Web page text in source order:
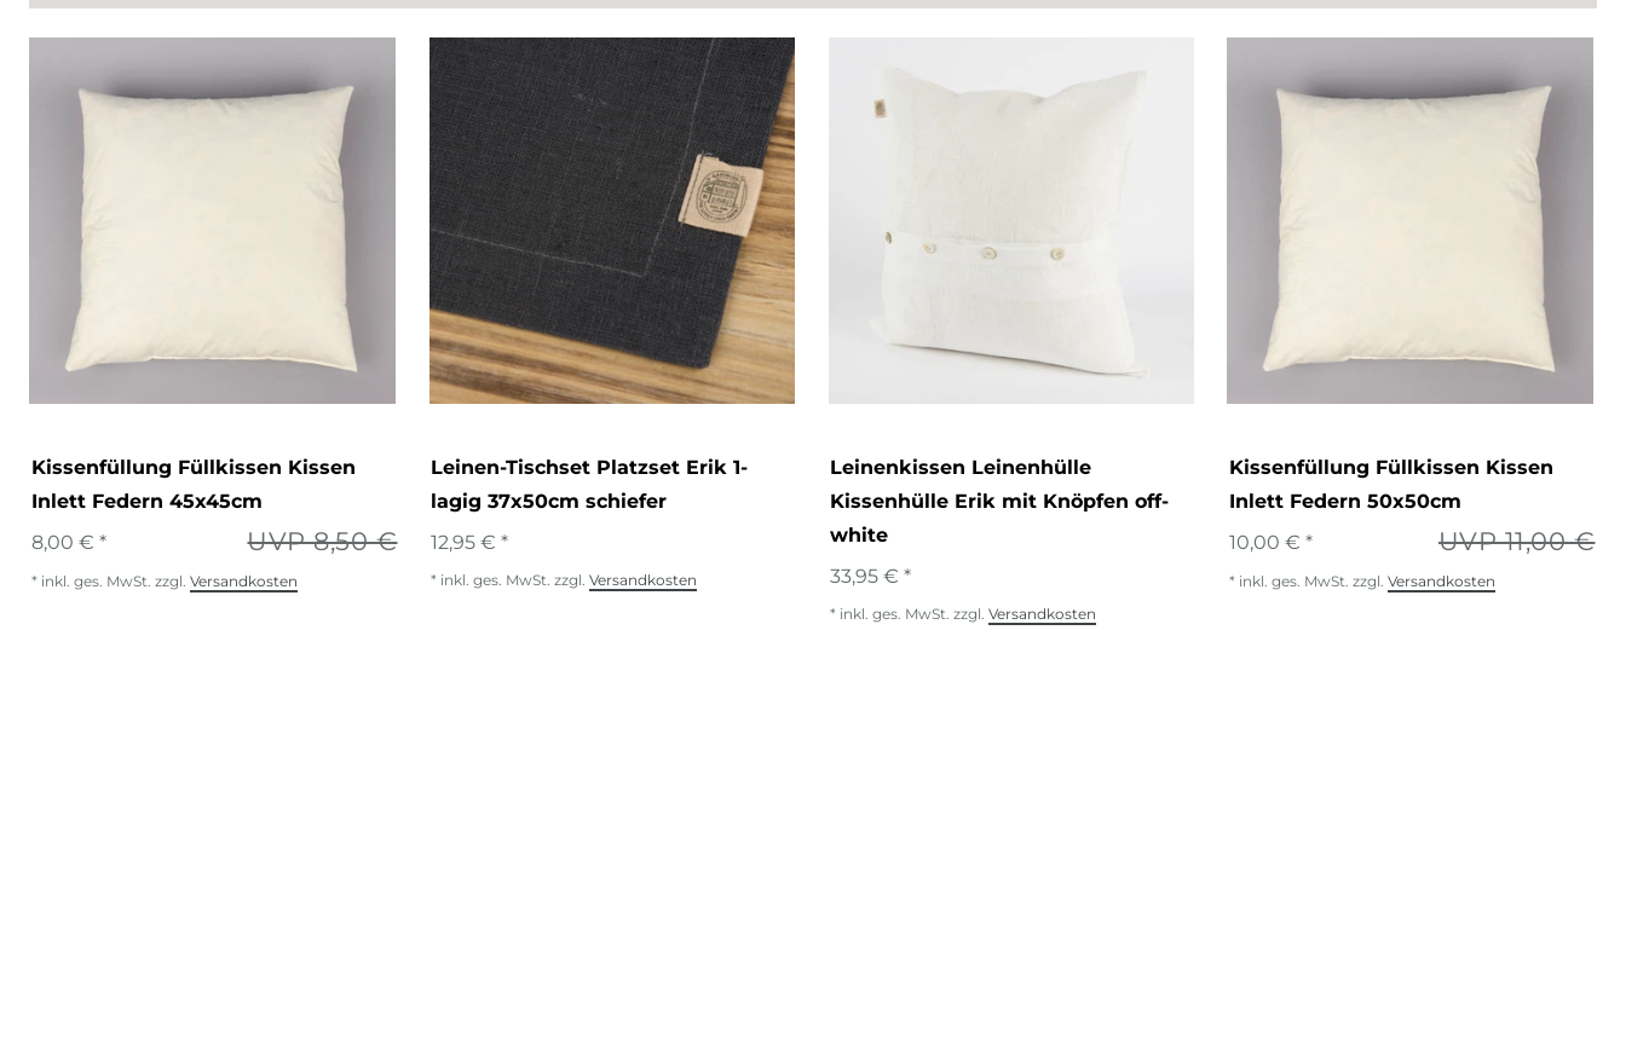
Kissenfüllung Füllkissen Kissen
Inlett Federn 45x45cm
UVP 8,50 €
8,00 € *
* inkl. ges. MwSt. zzgl. Versandkosten
Leinen-Tischset Platzset Erik 1-
lagig 37x50cm schiefer
12,95 € *
* inkl. ges. MwSt. zzgl. Versandkosten
Leinenkissen Leinenhülle
Kissenhülle Erik mit Knöpfen off-
white
33,95 € *
* inkl. ges. MwSt. zzgl. Versandkosten
Kissenfüllung Füllkissen Kissen
Inlett Federn 50x50cm
UVP 11,00 €
10,00 € *
* inkl. ges. MwSt. zzgl. Versandkosten